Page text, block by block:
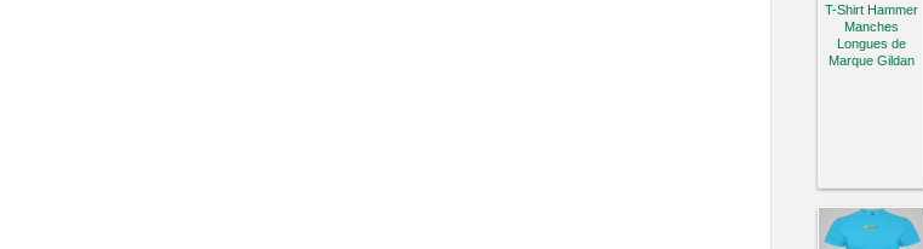
T-Shirt Hammer
Manches
Longues de
Marque Gildan